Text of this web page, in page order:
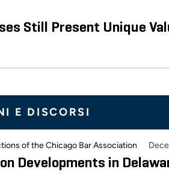
Still Present Unique
E DISCORSI
of the Chicago Bar Association
Developments in